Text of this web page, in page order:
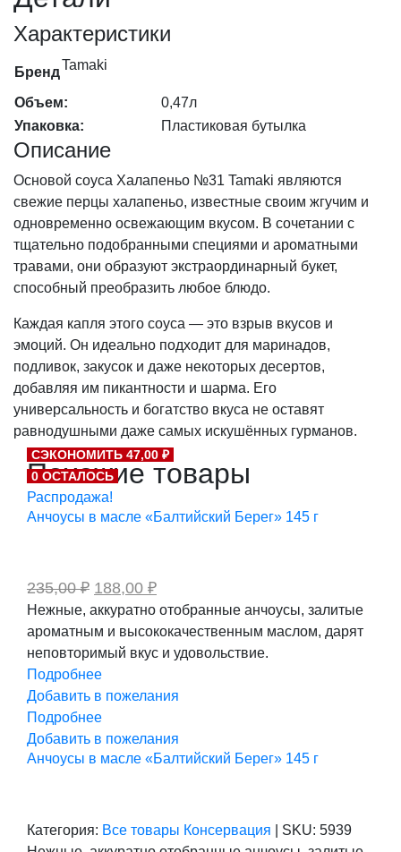
шт
количество
Характеристики
БрендTamaki
Объем:
0,47л
Упаковка:
Пластиковая бутылка
Описание
Основой соуса Халапеньо №31 Tamaki являются
свежие перцы халапеньо, известные своим жгучим и
одновременно освежающим вкусом. В сочетании с
тщательно подобранными специями и ароматными
травами, они образуют экстраординарный букет,
способный преобразить любое блюдо.
Каждая капля этого соуса — это взрыв вкусов и
эмоций. Он идеально подходит для маринадов,
подливок, закусок и даже некоторых десертов,
добавляя им пикантности и шарма. Его
универсальность и богатство вкуса не оставят
равнодушными даже самых искушённых гурманов.
Похожие товары
СЭКОНОМИТЬ 47,00 ₽
0 ОСТАЛОСЬ
Распродажа!
Анчоусы в масле «Балтийский Берег» 145 г
235,00₽ Первоначальная
цена
составляла
235,00 ₽.
188,00 ₽Текущая
цена:
188,00 ₽.
Нежные, аккуратно отобранные анчоусы, залитые
ароматным и высококачественным маслом, дарят
неповторимый вкус и удовольствие.
Подробнее
Добавить в пожелания
Подробнее
Добавить в пожелания
Анчоусы в масле «Балтийский Берег» 145 г
Категория: Все товары Консервация SKU: 5939